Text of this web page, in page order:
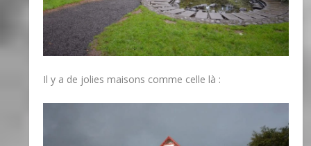
Il y a de jolies maisons comme celle là :